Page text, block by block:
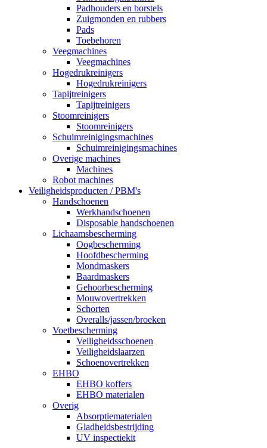
Padhouders en borstels
Zuigmonden en rubbers
Pads
Toebehoren
Veegmachines
Veegmachines
Hogedrukreinigers
Hogedrukreinigers
Tapijtreinigers
Tapijtreinigers
Stoomreinigers
Stoomreinigers
Schuimreinigingsmachines
Schuimreinigingsmachines
Overige machines
Machines
Robot machines
Veiligheidsproducten / PBM's
Handschoenen
Werkhandschoenen
Disposable handschoenen
Lichaamsbescherming
Oogbescherming
Hoofdbescherming
Mondmaskers
Baardmaskers
Gehoorbescherming
Mouwovertrekken
Schorten
Overalls/jassen/broeken
Voetbescherming
Veiligheidsschoenen
Veiligheidslaarzen
Schoenovertrekken
EHBO
EHBO koffers
EHBO materialen
Overig
Absorptiematerialen
Gladheidsbestrijding
UV inspectiekit